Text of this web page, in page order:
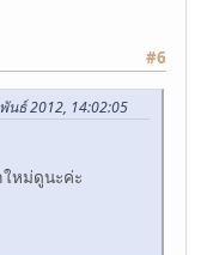
#6
นธ์ 2012, 14:02:05
หม่ดูนะค่ะ